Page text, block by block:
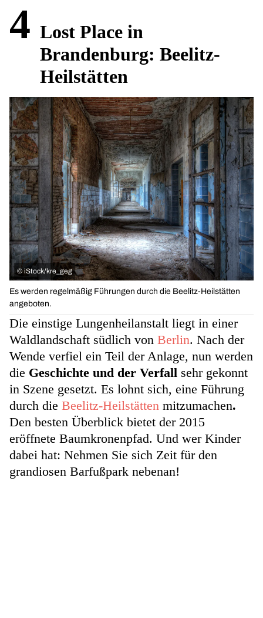
4 Lost Place in
Brandenburg: Beelitz-
Heilstätten
© iStock/kre_geg
Es werden regelmäßig Führungen durch die Beelitz-Heilstätten
angeboten.
Die einstige Lungenheilanstalt liegt in einer
Waldlandschaft südlich von Berlin. Nach der
Wende verfiel ein Teil der Anlage, nun werden
die Geschichte und der Verfall sehr gekonnt
in Szene gesetzt. Es lohnt sich, eine Führung
durch die Beelitz-Heilstätten mitzumachen.
Den besten Überblick bietet der 2015
eröffnete Baumkronenpfad. Und wer Kinder
dabei hat: Nehmen Sie sich Zeit für den
grandiosen Barfußpark nebenan!